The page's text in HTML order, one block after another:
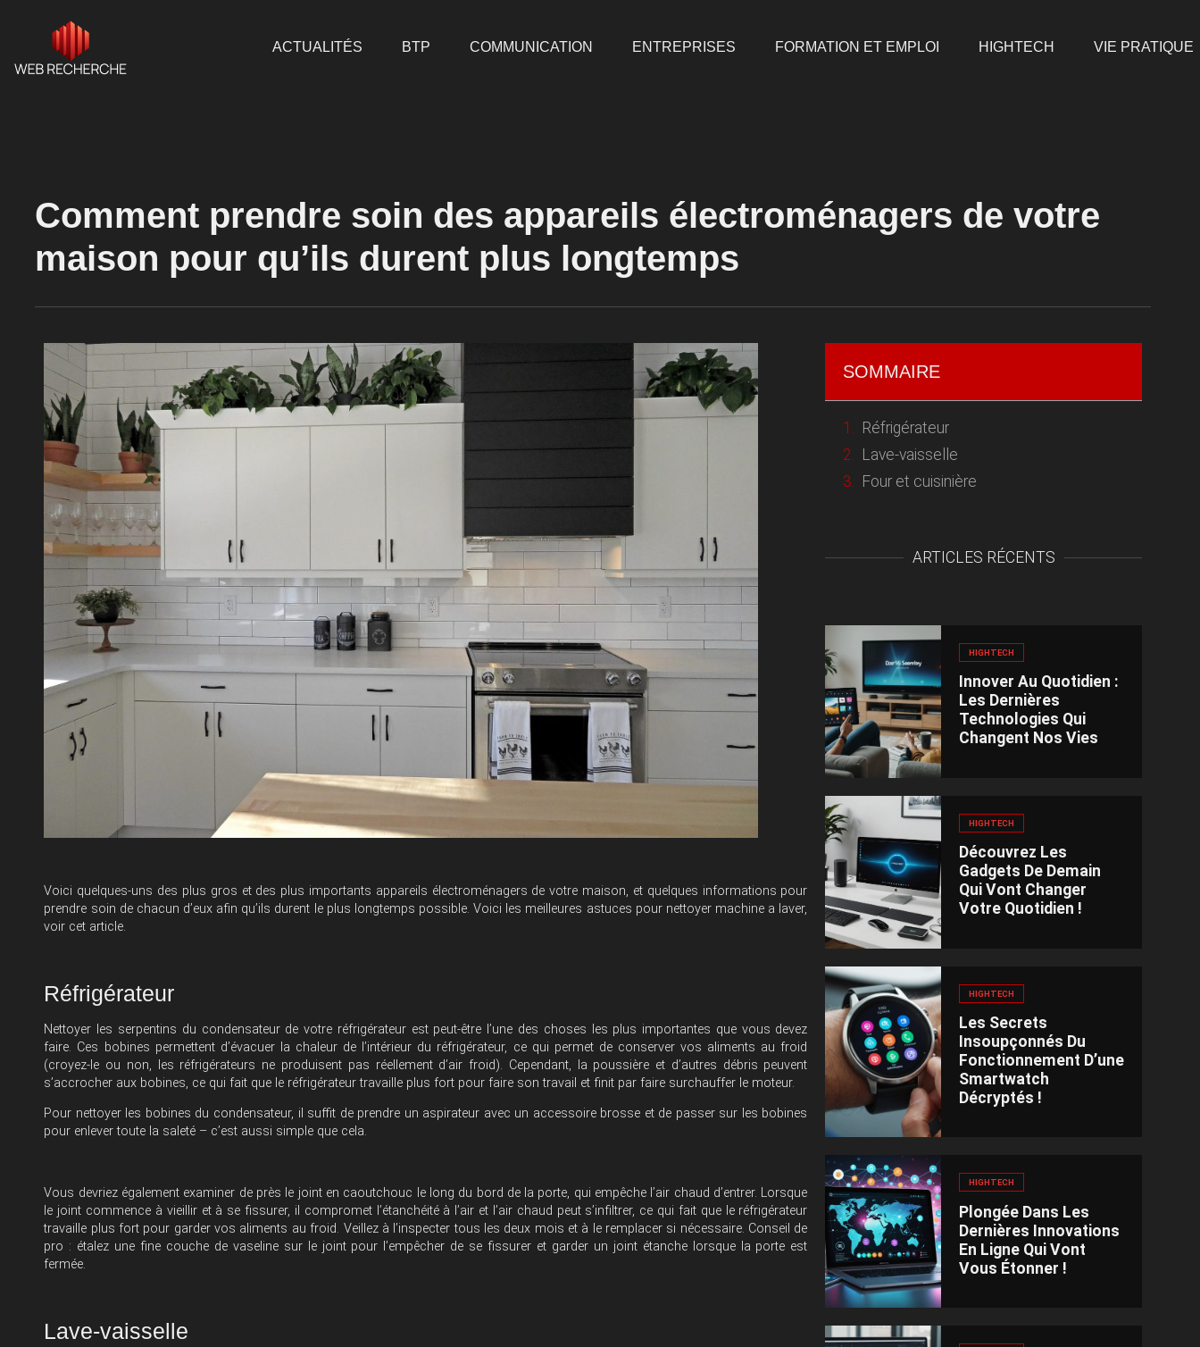
ACTUALITÉS BTP COMMUNICATION ENTREPRISES FORMATION ET EMPLOI HIGHTECH VIE PRATIQUE
Comment prendre soin des appareils électroménagers de votre
maison pour qu’ils durent plus longtemps
Voici quelques-uns des plus gros et des plus importants appareils électroménagers de votre maison, et quelques informations pour
prendre soin de chacun d’eux afin qu’ils durent le plus longtemps possible. Voici les meilleures astuces pour nettoyer machine a laver,
voir cet article.
Réfrigérateur
Nettoyer les serpentins du condensateur de votre réfrigérateur est peut-être l’une des choses les plus importantes que vous devez
faire. Ces bobines permettent d’évacuer la chaleur de l’intérieur du réfrigérateur, ce qui permet de conserver vos aliments au froid
(croyez-le ou non, les réfrigérateurs ne produisent pas réellement d’air froid). Cependant, la poussière et d’autres débris peuvent
s’accrocher aux bobines, ce qui fait que le réfrigérateur travaille plus fort pour faire son travail et finit par faire surchauffer le moteur.
Pour nettoyer les bobines du condensateur, il suffit de prendre un aspirateur avec un accessoire brosse et de passer sur les bobines
pour enlever toute la saleté – c’est aussi simple que cela.
Vous devriez également examiner de près le joint en caoutchouc le long du bord de la porte, qui empêche l’air chaud d’entrer. Lorsque
le joint commence à vieillir et à se fissurer, il compromet l’étanchéité à l’air et l’air chaud peut s’infiltrer, ce qui fait que le réfrigérateur
travaille plus fort pour garder vos aliments au froid. Veillez à l’inspecter tous les deux mois et à le remplacer si nécessaire. Conseil de
pro : étalez une fine couche de vaseline sur le joint pour l’empêcher de se fissurer et garder un joint étanche lorsque la porte est
fermée.
Lave-vaisselle
SOMMAIRE
Réfrigérateur
Lave-vaisselle
Four et cuisinière
ARTICLES RÉCENTS
HIGHTECH
Innover Au Quotidien :
Les Dernières
Technologies Qui
Changent Nos Vies
HIGHTECH
Découvrez Les
Gadgets De Demain
Qui Vont Changer
Votre Quotidien !
HIGHTECH
Les Secrets
Insoupçonnés Du
Fonctionnement D’une
Smartwatch
Décryptés !
HIGHTECH
Plongée Dans Les
Dernières Innovations
En Ligne Qui Vont
Vous Étonner !